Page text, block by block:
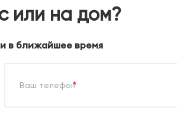
или на дом?
в ближайшее время
*